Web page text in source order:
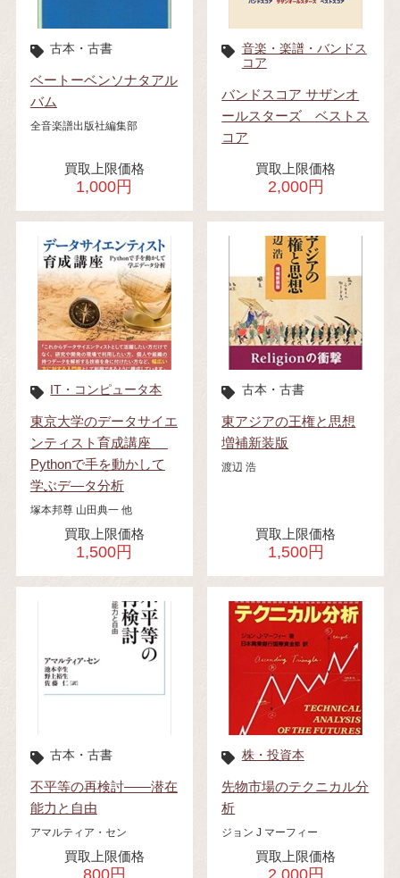
古本・古書
ベートーベンソナタアル
バム
全音楽譜出版社編集部
買取上限価格
1,000円
音楽・楽譜・バンドス
コア
バンドスコア サザンオ
ールスターズ ベストス
コア
買取上限価格
2,000円
IT・コンピュータ本
東京大学のデータサイエ
ンティスト育成講座
Pythonで手を動かして
学ぶデ―タ分析
塚本邦尊 山田典一 他
買取上限価格
1,500円
古本・古書
東アジアの王権と思想
増補新装版
渡辺 浩
買取上限価格
1,500円
古本・古書
不平等の再検討――潜在
能力と自由
アマルティア・セン
買取上限価格
800円
株・投資本
先物市場のテクニカル分
析
ジョン J マーフィー
買取上限価格
2,000円